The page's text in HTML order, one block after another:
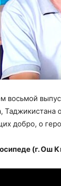
восьмой
Таджикистана
добро, о
(г. Ош